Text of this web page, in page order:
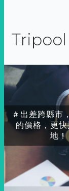
Tripool
＃出差跨縣市
的價格，更
地！